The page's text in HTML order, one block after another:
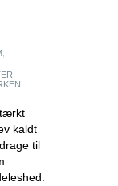
,
,
,
kaldt
til
i
den